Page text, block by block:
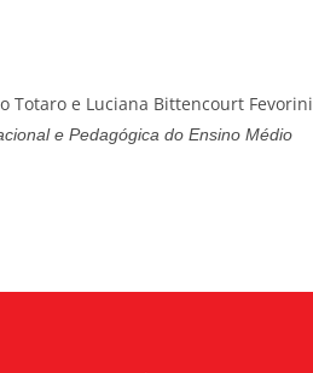
Totaro e Luciana Bittencourt Fevorini
e Pedagógica do Ensino Médio